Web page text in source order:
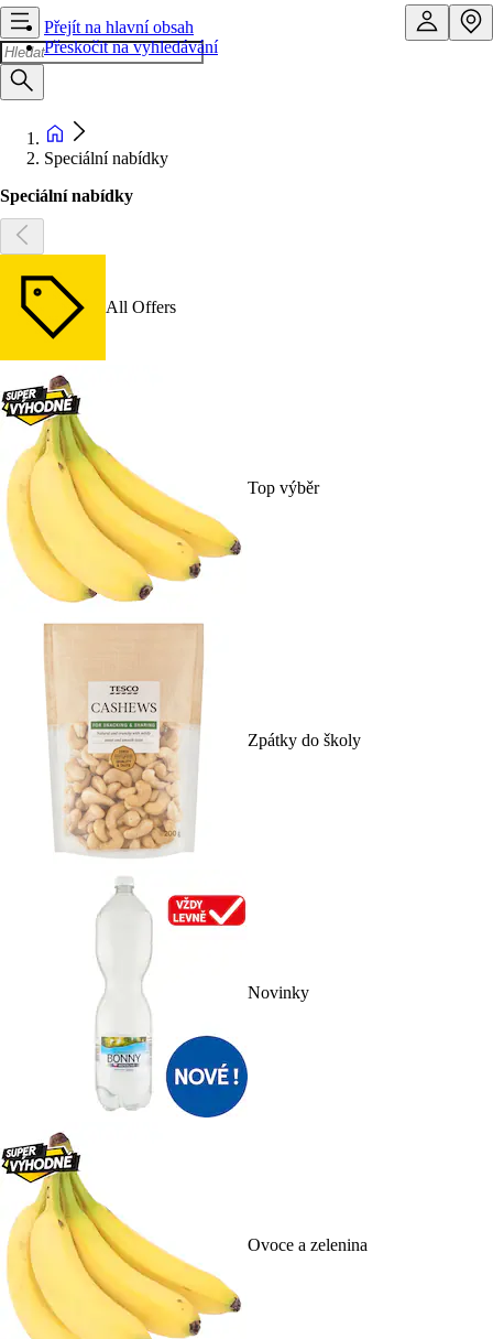
Přejít na hlavní obsah
Přeskočit na vyhledávání
Speciální nabídky
Speciální nabídky
All Offers
Top výběr
Zpátky do školy
Novinky
Ovoce a zelenina